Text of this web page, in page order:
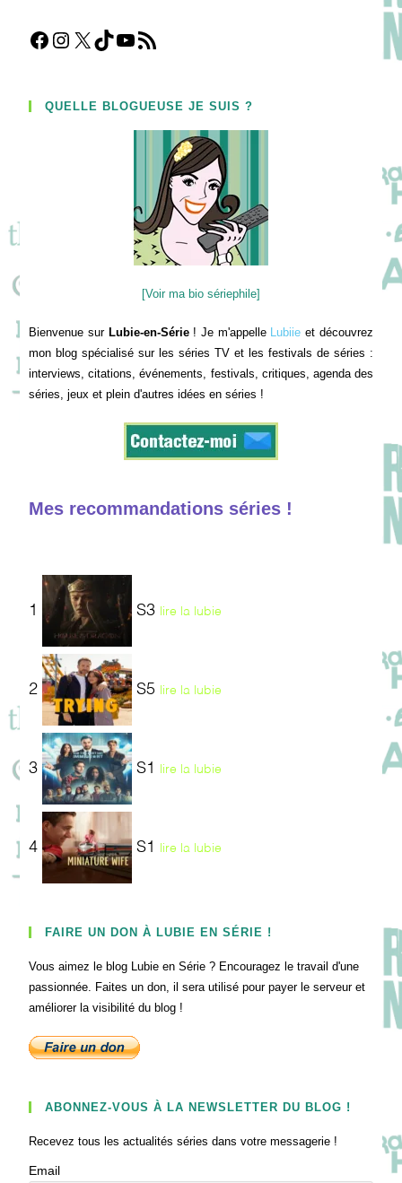
Facebook
Instagram
X TikTokYouTube
Flux RSS
QUELLE BLOGUEUSE JE SUIS ?
[Voir ma bio sériephile]
Bienvenue sur Lubie-en-Série! Je m'appelle Lubiie et découvrez
mon blog spécialisé sur les séries TV et les festivals de séries :
interviews, citations, événements, festivals, critiques, agenda des
séries, jeux et plein d'autres idées en séries !
Mes recommandations séries !
1 S3 lire la lubie
2 S5 lire la lubie
3 S1 lire la lubie
4 S1 lire la lubie
FAIRE UN DON À LUBIE EN SÉRIE !
Vous aimez le blog Lubie en Série ? Encouragez le travail d'une
passionnée. Faites un don, il sera utilisé pour payer le serveur et
améliorer la visibilité du blog !
ABONNEZ-VOUS À LA NEWSLETTER DU BLOG !
Recevez tous les actualités séries dans votre messagerie !
Email